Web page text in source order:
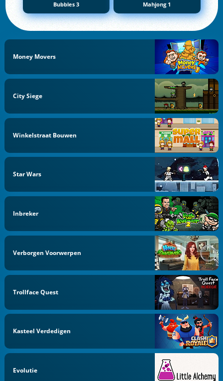
Bubbles 3 Mahjong 1
Money Movers
City Siege
Winkelstraat Bouwen
Star Wars
Inbreker
Verborgen Voorwerpen
Trollface Quest
Kasteel Verdedigen
Evolutie